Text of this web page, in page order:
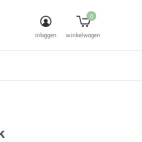
inloggen winkelwagen
0